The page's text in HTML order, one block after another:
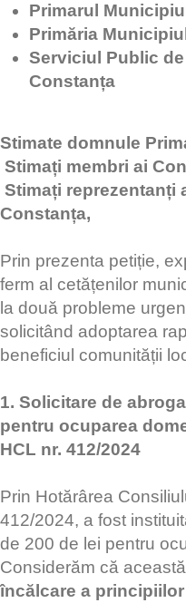
Primarul
Primăria
Serviciul Public
Constanța
Stimate domnule
Stimați membri ai
Stimați reprezentanți
Constanța,
Prin prezenta petiție,
ferm al cetățenilor
la două probleme
solicitând adoptarea
beneficiul comunității
1. Solicitare de
pentru ocuparea
HCL nr. 412/2024
Prin Hotărârea
412/2024, a fost
de 200 de lei pentru
Considerăm că
încălcare a